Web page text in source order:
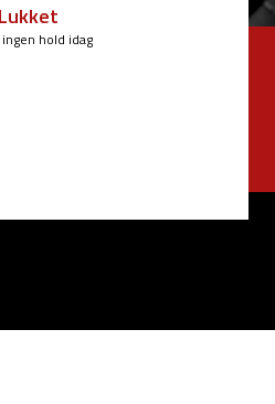
Lukket
hold idag